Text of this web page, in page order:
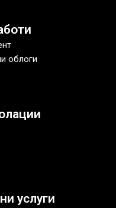
облоги
услуги